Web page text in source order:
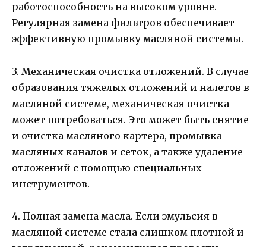
работоспособность на высоком уровне.
Регулярная замена фильтров обеспечивает
эффективную промывку масляной системы.
3. Механическая очистка отложений. В случае
образования тяжелых отложений и налетов в
масляной системе, механическая очистка
может потребоваться. Это может быть снятие
и очистка масляного картера, промывка
масляных каналов и сеток, а также удаление
отложений с помощью специальных
инструментов.
4. Полная замена масла. Если эмульсия в
масляной системе стала слишком плотной и